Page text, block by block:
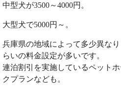
中型犬が3500～4000円。
大型犬で5000円～。
兵庫県の地域によって多少異な
らいの料金設定が多いです。
連泊割引を実施しているペット
クプランなども。